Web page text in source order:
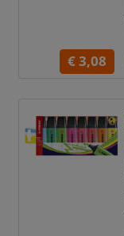
€ 3,08